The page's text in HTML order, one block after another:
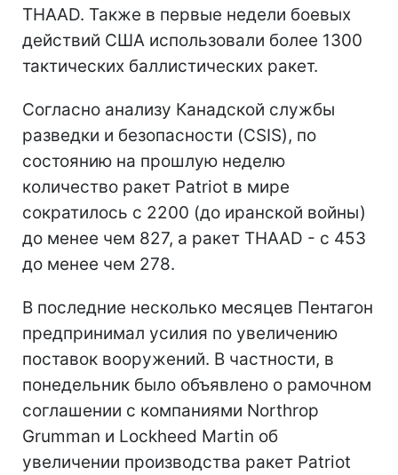
THAAD. Также в первые недели боевых
действий США использовали более 1300
тактических баллистических ракет.
Согласно анализу Канадской службы
разведки и безопасности (CSIS), по
состоянию на прошлую неделю
количество ракет Patriot в мире
сократилось с 2200 (до иранской войны)
до менее чем 827, а ракет THAAD - с 453
до менее чем 278.
В последние несколько месяцев Пентагон
предпринимал усилия по увеличению
поставок вооружений. В частности, в
понедельник было объявлено о рамочном
соглашении с компаниями Northrop
Grumman и Lockheed Martin об
увеличении производства ракет Patriot